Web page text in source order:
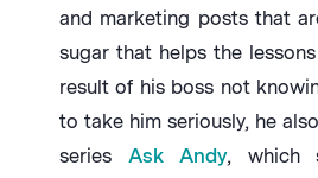
and marketing posts that
sugar that helps the
result of his boss not
to take him seriously, he
series Ask Andy, which